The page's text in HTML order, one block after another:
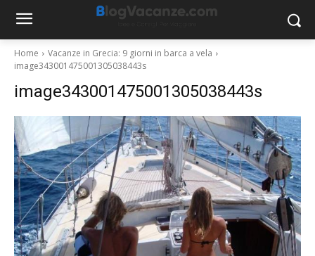
Home
Vacanze in Grecia: 9 giorni in barca a vela
image343001475001305038443s
image343001475001305038443s